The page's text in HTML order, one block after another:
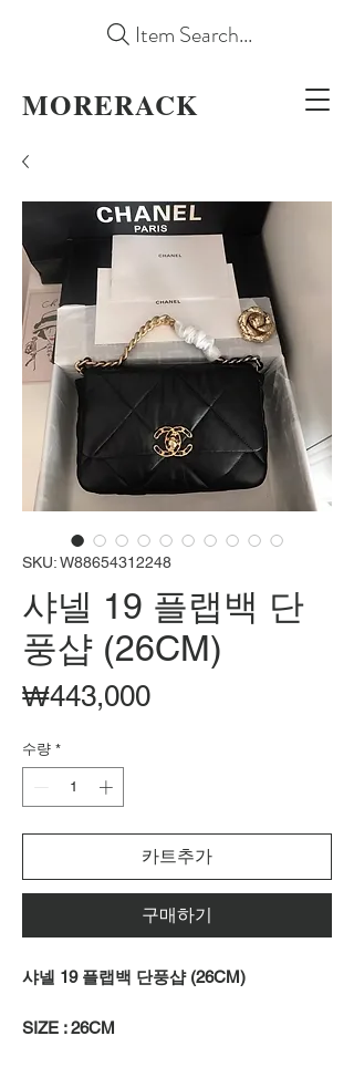
MORERACK
Item Search...
SKU: W88654312248
샤넬 19 플랩백 단
풍샵 (26CM)
₩443,000가
수량 *
카트추가
구매하기
샤넬 19 플랩백 단풍샵 (26CM)
SIZE : 26CM